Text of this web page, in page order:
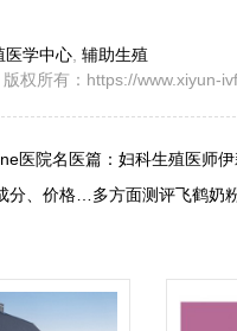
医学中心, 辅助生殖
版权所有：https://www.xiyun-
医院名医篇：妇科生殖医师
分、价格…多方面测评飞鹤奶